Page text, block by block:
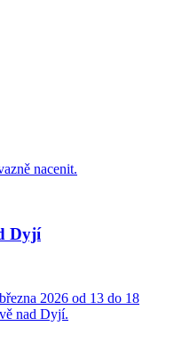
nacenit.
Dyjí
2026 od 13 do 18
nad Dyjí.